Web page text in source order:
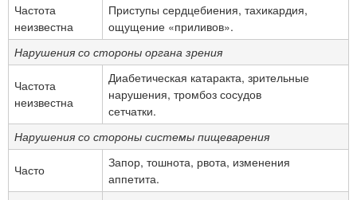
Частота
неизвестна
Приступы сердцебиения, тахикардия,
ощущение «приливов».
Нарушения со стороны органа зрения
Частота
неизвестна
Диабетическая катаракта, зрительные
нарушения, тромбоз сосудов
сетчатки.
Нарушения со стороны системы пищеварения
Часто
Запор, тошнота, рвота, изменения
аппетита.